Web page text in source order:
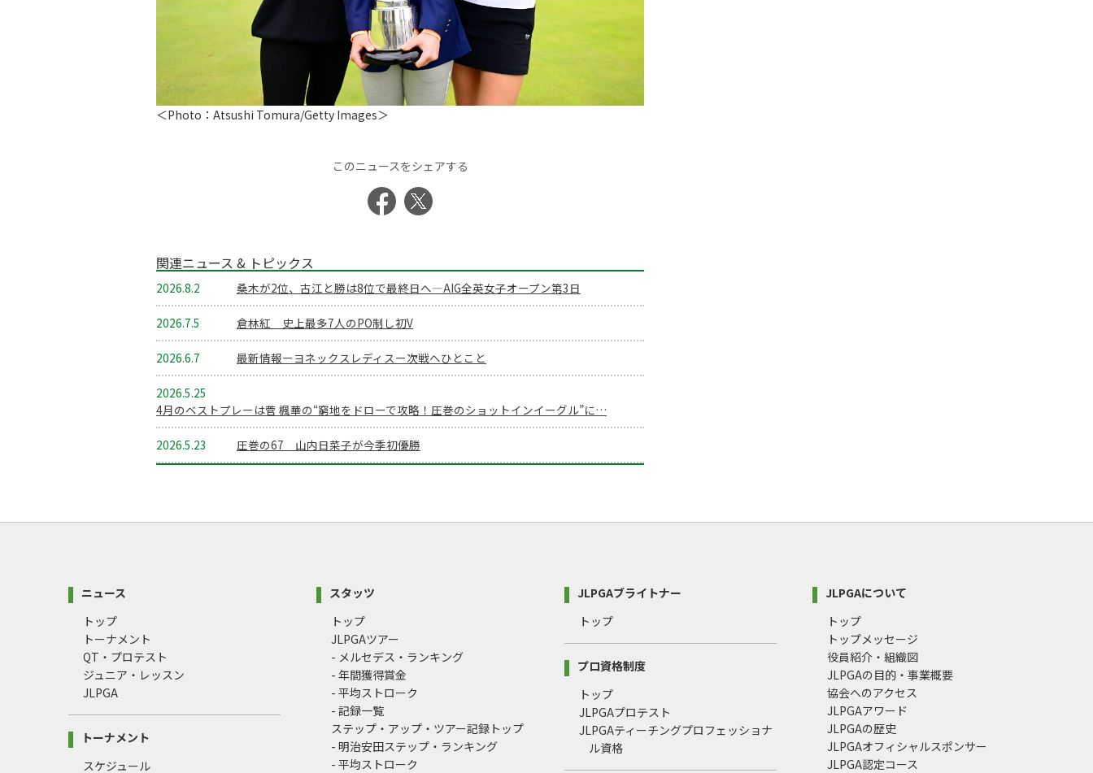
＜Photo：Atsushi Tomura/Getty Images＞
このニュースをシェアする
関連ニュース & トピックス
2026.8.2 桑木が2位、古江と勝は8位で最終日へ―AIG全英女子オープン第3日
2026.7.5 倉林紅 史上最多7人のPO制し初V
2026.6.7 最新情報ーヨネックスレディスー次戦へひとこと
2026.5.25
4月のベストプレーは菅 楓華の“窮地をドローで攻略！圧巻のショットインイーグル”に…
2026.5.23 圧巻の67 山内日菜子が今季初優勝
ニュース
トップ
トーナメント
QT・プロテスト
ジュニア・レッスン
JLPGA
トーナメント
スケジュール
スタッツ
トップ
JLPGAツアー
- メルセデス・ランキング
- 年間獲得賞金
- 平均ストローク
- 記録一覧
ステップ・アップ・ツアー記録トップ
- 明治安田ステップ・ランキング
- 平均ストローク
JLPGAブライトナー
トップ
プロ資格制度
トップ
JLPGAプロテスト
JLPGAティーチングプロフェッショナ
ル資格
JLPGAについて
トップ
トップメッセージ
役員紹介・組織図
JLPGAの目的・事業概要
協会へのアクセス
JLPGAアワード
JLPGAの歴史
JLPGAオフィシャルスポンサー
JLPGA認定コース